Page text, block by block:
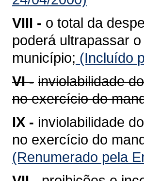
VIII - o total da
poderá ultrapassar
município; (Incluído
VI - inviolabilidade
no exercício do
IX - inviolabilidade
no exercício do
(Renumerado pela